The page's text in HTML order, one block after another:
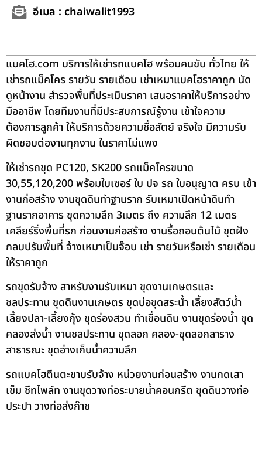
อีเมล : chaiwalit1993
แบคโฮ.com บริการให้เช่ารถแบคโฮ พร้อมคนขับ ทั่วไทย ให้
เช่ารถแม็คโคร รายวัน รายเดือน เช่าเหมาแบคโฮราคาถูก นัด
ดูหน้างาน สำรวจพื้นที่ประเมินราคา เสนอราคาให้บริการอย่าง
มืออาชีพ โดยทีมงานที่มีประสบการณ์รู้งาน เข้าใจความ
ต้องการลูกค้า ให้บริการด้วยความซื่อสัตย์ จริงใจ มีความรับ
ผิดชอบต่องานทุกงาน ในราคาไม่แพง
ให้เช่ารถขุด PC120, SK200 รถแม็คโครขนาด
30,55,120,200 พร้อมใบเซอร์ ใบ ปจ รถ ใบอนุญาต ครบ เข้า
งานก่อสร้าง งานขุดดินทำฐานราก รับเหมาเปิดหน้าดินทำ
ฐานรากอาคาร ขุดความลึก 3เมตร ถึง ความลึก 12 เมตร
เคลียร์ริ่งพื้นที่รก ก่อนงานก่อสร้าง งานรื้อถอนต้นไม้ ขุดฝัง
กลบปรับพื้นที่ จ้างเหมาเป็นจ๊อบ เช่า รายวันหรือเช่า รายเดือน
ให้ราคาถูก
รถขุดรับจ้าง สาหรับงานรับเหมา ขุดงานเกษตรและ
ชลประทาน ขุดดินงานเกษตร ขุดบ่อขุดสระน้ำ เลี้ยงสัตว์น้ำ
เลี้ยงปลา-เลี้ยงกุ้ง ขุดร่องสวน ทำเขื่อนดิน งานขุดร่องน้ำ ขุด
คลองส่งน้ำ งานชลประทาน ขุดลอก คลอง-ขุดลอกลาราง
สาธารณะ ขุดอ่างเก็บน้ำความลึก
รถแบคโฮตีนตะขาบรับจ้าง หน่วยงานก่อนสร้าง งานกดเสา
เข็ม ชีทไพล์ท งานขุดวางท่อระบายน้ำคอนกรีต ขุดดินวางท่อ
ประปา วางท่อส่งก๊าซ